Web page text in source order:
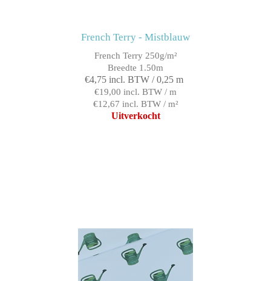
French Terry - Mistblauw
French Terry 250g/m²
Breedte 1.50m
€4,75 incl. BTW / 0,25 m
€19,00 incl. BTW / m
€12,67 incl. BTW / m²
Uitverkocht